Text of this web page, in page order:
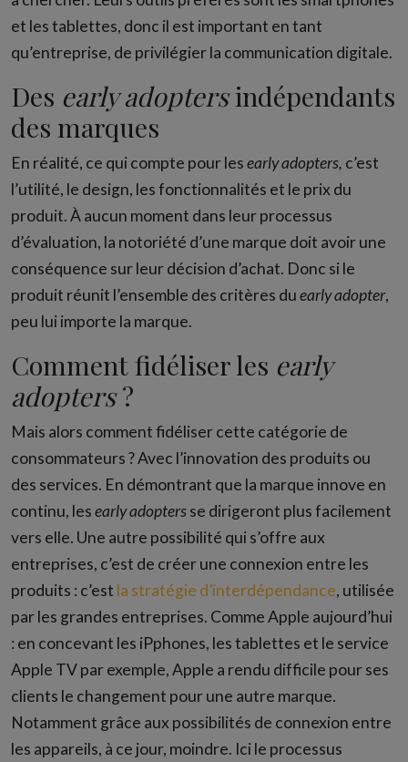
et les tablettes, donc il est important en tant
qu’entreprise, de privilégier la communication digitale.
Des early adoptersindépendants
des marques
En réalité, ce qui compte pour lesearly adopters, c’est
l’utilité, le design, les fonctionnalités et le prix du
produit. À aucun moment dans leur processus
d’évaluation, la notoriété d’une marque doit avoir une
conséquence sur leur décision d’achat. Donc si le
produit réunit l’ensemble des critères duearly adopter,
peu lui importe la marque.
Comment fidéliser les early
adopters?
Mais alors comment fidéliser cette catégorie de
consommateurs ? Avec l’innovation des produits ou
des services. En démontrant que la marque innove en
continu, lesearly adoptersse dirigeront plus facilement
vers elle. Une autre possibilité qui s’offre aux
entreprises, c’est de créer une connexion entre les
produits : c’est la stratégie d’interdépendance, utilisée
par les grandes entreprises. Comme Apple aujourd’hui
: en concevant les iPphones, les tablettes et le service
Apple TV par exemple, Apple a rendu difficile pour ses
clients le changement pour une autre marque.
Notamment grâce aux possibilités de connexion entre
les appareils, à ce jour, moindre. Ici le processus